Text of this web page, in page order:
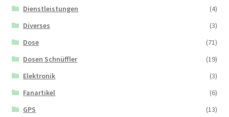
Dienstleistungen
(4)
Diverses
(3)
Dose
(71)
Dosen Schnüffler
(19)
Elektronik
(3)
Fanartikel
(6)
GPS
(13)